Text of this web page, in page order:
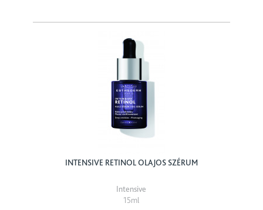
INTENSIVE RETINOL OLAJOS SZÉRUM
Intensive
15ml